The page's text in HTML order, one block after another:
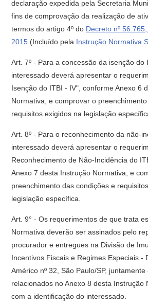
declaração expedida pela Secretaria
fins de comprovação da realização de
termos do artigo 4º do Decreto nº
2015 .(Incluído pela Instrução Normativa
Art. 7º - Para a concessão da isenção do
interessado deverá apresentar o
Isenção do ITBI - IV", conforme Anexo 6
Normativa, e comprovar o
requisitos exigidos na legislação
Art. 8º - Para o reconhecimento da não-
interessado deverá apresentar o
Reconhecimento de Não-Incidência do
Anexo 7 desta Instrução Normativa, e
preenchimento das condições e
legislação específica.
Art. 9° - Os requerimentos de que trata
Normativa deverão ser assinados pelo
procurador e entregues na Divisão de
Incentivos Fiscais e Regimes Especiais -
Américo nº 32, São Paulo/SP,
relacionados no Anexo 8 desta Instrução
com a identificação do interessado.